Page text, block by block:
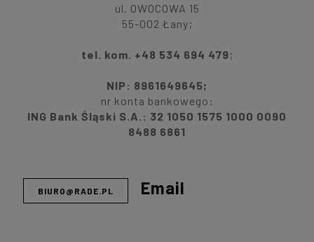
ul. OWOCOWA 15
55-002 Łany;
tel. kom. +48 534 694 479 ;
NIP: 8961649645;
nr konta bankowego:
ING Bank Śląski S.A.: 32 1050 1575 1000 0090
8488 6861
BIURO@RADE.PL Email